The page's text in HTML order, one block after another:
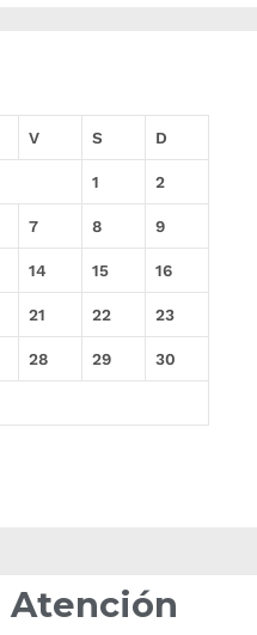
V S D
1 2
7 8 9
14 15 16
21 22 23
28 29 30
Atención